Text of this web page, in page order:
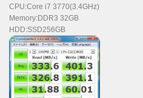
CPU:Core i7 3770(3.4GHz)
Memory:DDR3 32GB
HDD:SSD256GB